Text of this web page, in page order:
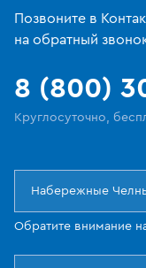
Позвоните в
на обратный
8 (800)
Круглосуточно,
Набережные
Обратите внимание